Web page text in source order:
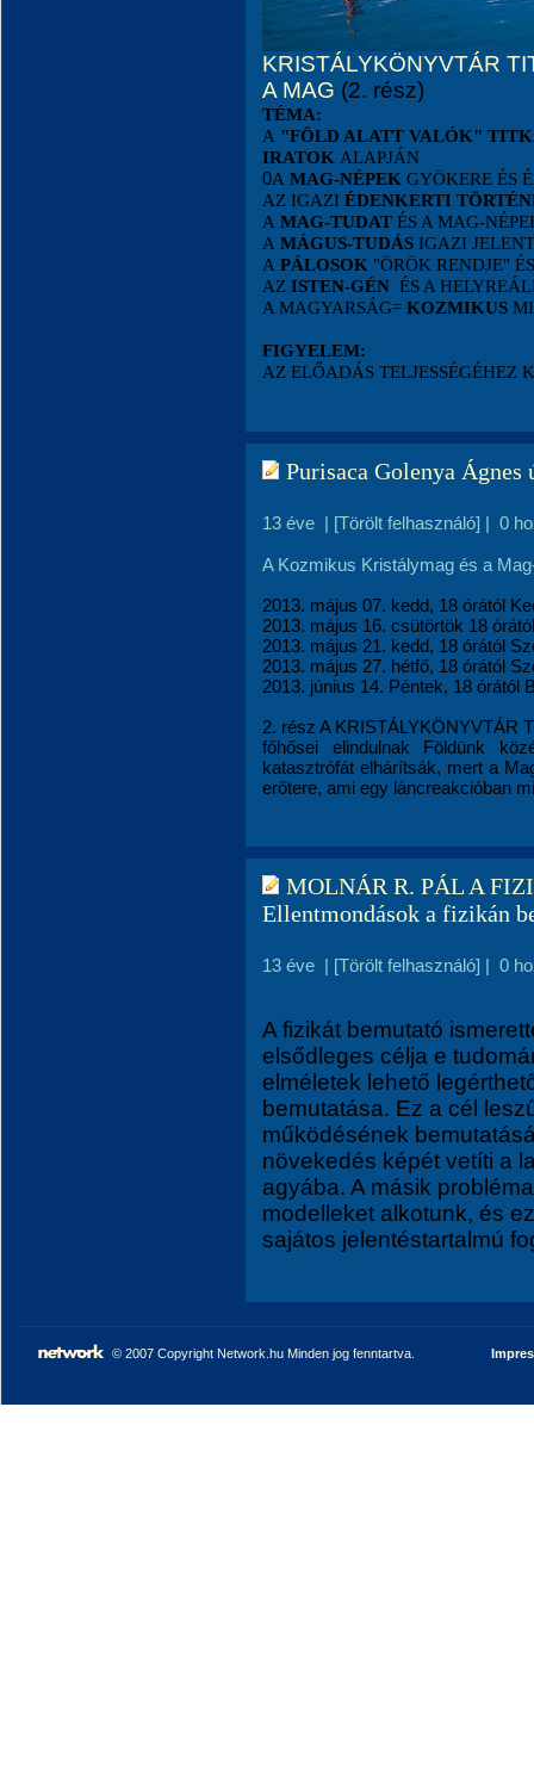
KRISTÁLYKÖNYVTÁR
A MAG (2. rész)
TÉMA:
A "FÖLD ALATT VALÓK"
IRATOK ALAPJÁN
0A MAG-NÉPEK GYÖKERE ÉS
AZ IGAZI ÉDENKERTI
A MAG-TUDAT ÉS A MAG-
A MÁGUS-TUDÁS IGAZI
A PÁLOSOK "ÖRÖK RENDJE"
AZ ISTEN-GÉN ÉS A
A MAGYARSÁG= KOZMIKUS
FIGYELEM:
AZ ELŐADÁS TELJESSÉGÉHEZ
Purisaca Golenya Ágnes
13 éve | [Törölt felhasználó] | 0
A Kozmikus Kristálymag és a
2013. május 07. kedd, 18 órától
2013. május 16. csütörtök 18
2013. május 21. kedd, 18 órától
2013. május 27. hétfő, 18 órától
2013. június 14. Péntek, 18 órától
2. rész A KRISTÁLYKÖNYVTÁR
főhősei elindulnak Földünk
katasztrófát elhárítsák, mert a
erőtere, ami egy láncreakcióban
MOLNÁR R. PÁL A
Ellentmondások a fizikán
13 éve | [Törölt felhasználó] | 0
A fizikát bemutató
elsődleges célja e
elméletek lehető
bemutatása. Ez a cél
működésének
növekedés képét vetíti a
agyába. A másik
modelleket alkotunk, és
sajátos jelentéstartalmú
© 2007 Copyright Network.hu Minden jog fenntartva.